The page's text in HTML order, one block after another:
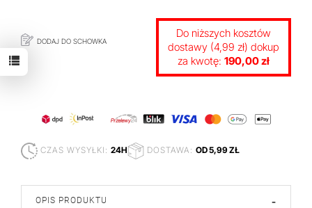
DODAJ DO SCHOWKA
Do niższych kosztów
dostawy (4,99 zł) dokup
za kwotę: 190,00 zł
CZAS WYSYŁKI: 24H DOSTAWA: OD 5,99 ZŁ
OPIS PRODUKTU -